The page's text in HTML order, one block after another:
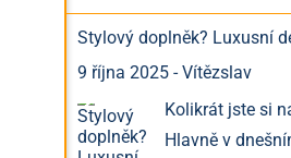
Stylový doplněk? Luxusní
9 října 2025 -Vítězslav
Kolikrát jste si
Hlavně v